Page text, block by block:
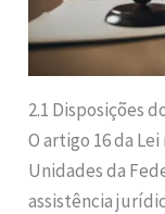
2.1 Disposições
O artigo 16 da
Unidades da
assistência